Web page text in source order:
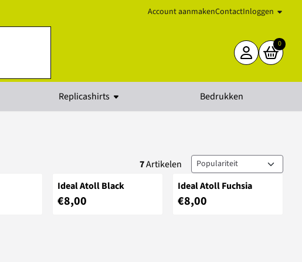
Account aanmakenContactInloggen
0
Replicashirts Bedrukken
7Artikelen
Sorteermethode
Ideal Atoll Black
Prijs: 8,00
€8,00
Ideal Atoll Fuchsia
Prijs: 8,00
€8,00